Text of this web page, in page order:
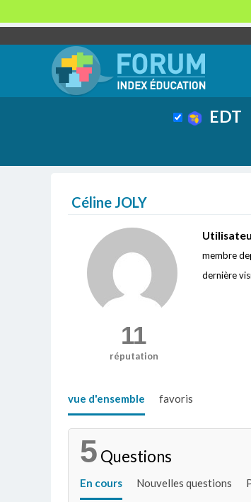
EDT
Céline JOLY
11
réputation
membre
dernière
vue d'ensemble favoris
5 Questions
En cours Nouvelles questions